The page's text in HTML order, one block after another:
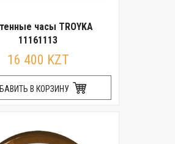
часы TROYKA
11161113
16 400 KZT
В КОРЗИНУ